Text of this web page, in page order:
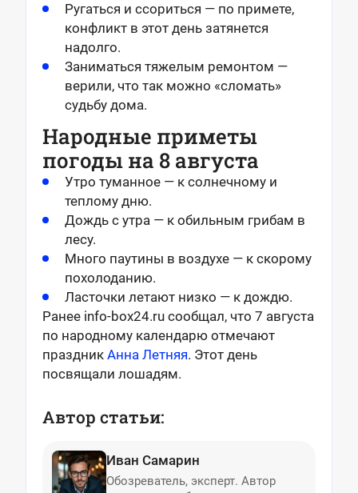
Ругаться и ссориться — по примете,
конфликт в этот день затянется
надолго.
Заниматься тяжелым ремонтом —
верили, что так можно «сломать»
судьбу дома.
Народные приметы
погоды на 8 августа
Утро туманное — к солнечному и
теплому дню.
Дождь с утра — к обильным грибам в
лесу.
Много паутины в воздухе — к скорому
похолоданию.
Ласточки летают низко — к дождю.
Ранее info-box24.ru сообщал, что 7 августа
по народному календарю отмечают
праздник Анна Летняя. Этот день
посвящали лошадям.
Автор статьи:
Иван Самарин
Обозреватель, эксперт. Автор